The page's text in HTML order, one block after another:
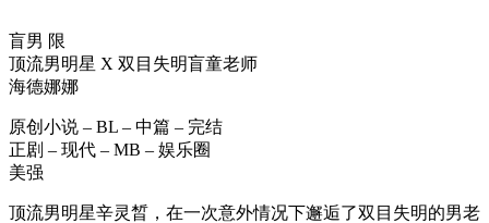
盲男 限
顶流男明星 X 双目失明盲童老师
海德娜娜
原创小说 – BL – 中篇 – 完结
正剧 – 现代 – MB – 娱乐圈
美强
顶流男明星辛灵晳，在一次意外情况下邂逅了双目失明的男老